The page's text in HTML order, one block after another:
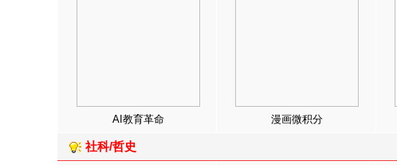
AI教育革命 漫画微积分
社科/哲史